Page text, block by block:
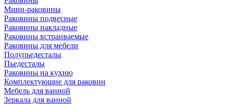
Мини-раковины
Раковины подвесные
Раковины накладные
Раковины встраиваемые
Раковины для мебели
Полупьедесталы
Пьедесталы
Раковины на кухню
Комплектующие для раковин
Мебель для ванной
Зеркала для ванной